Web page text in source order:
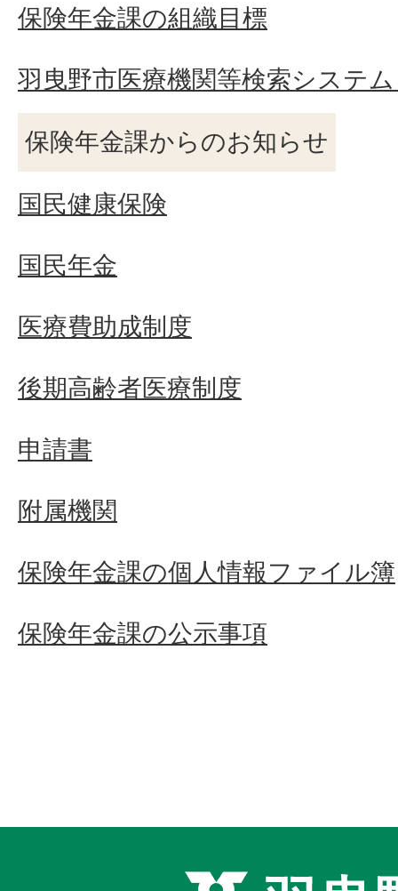
保険年金課の組織目標
羽曳野市医療機関等検索システ
保険年金課からのお知らせ
国民健康保険
国民年金
医療費助成制度
後期高齢者医療制度
申請書
附属機関
保険年金課の個人情報ファイル簿
保険年金課の公示事項